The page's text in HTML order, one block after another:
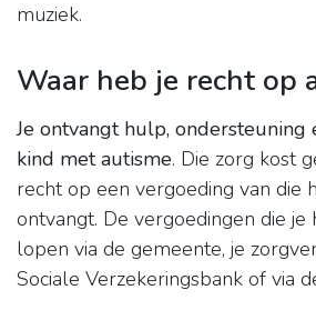
muziek.
Waar heb je recht op
Je ontvangt hulp, ondersteuning
kind met autisme. Die zorg kost
recht op een vergoeding van die
ontvangt. De vergoedingen die
lopen via de gemeente, je
Sociale Verzekeringsbank of via